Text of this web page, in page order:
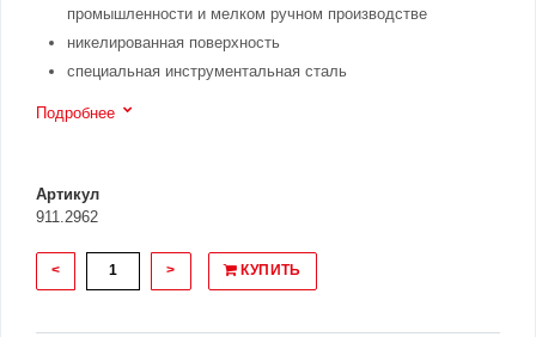
промышленности и мелком ручном производстве
никелированная поверхность
специальная инструментальная сталь
Подробнее
Артикул
911.2962
< > КУПИТЬ